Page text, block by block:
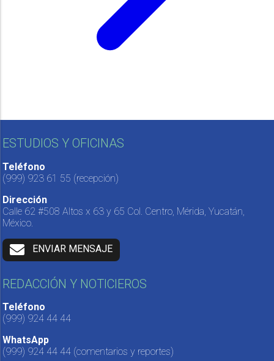
ESTUDIOS Y OFICINAS
Teléfono
(999) 923 61 55 (recepción)
Dirección
Calle 62 #508 Altos x 63 y 65 Col. Centro, Mérida, Yucatán,
México.
ENVIAR MENSAJE
REDACCIÓN Y NOTICIEROS
Teléfono
(999) 924 44 44
WhatsApp
(999) 924 44 44 (comentarios y reportes)